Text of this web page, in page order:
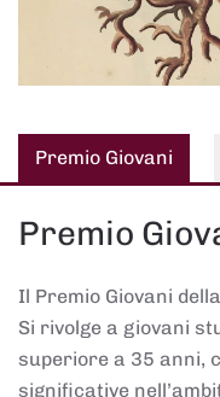
Premio Giovani
Premio
Il Premio Giovani
Si rivolge a giovani
superiore a 35 anni,
significative